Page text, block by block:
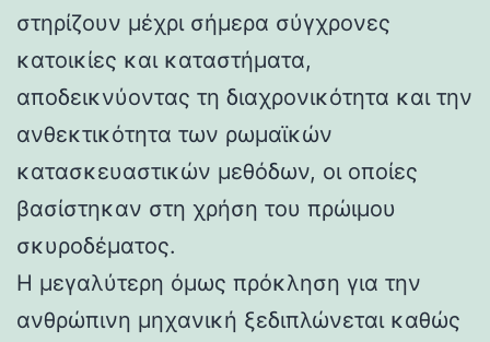
στηρίζουν μέχρι σήμερα σύγχρονες
κατοικίες και καταστήματα,
αποδεικνύοντας τη διαχρονικότητα και την
ανθεκτικότητα των ρωμαϊκών
κατασκευαστικών μεθόδων, οι οποίες
βασίστηκαν στη χρήση του πρώιμου
σκυροδέματος.
Η μεγαλύτερη όμως πρόκληση για την
ανθρώπινη μηχανική ξεδιπλώνεται καθώς